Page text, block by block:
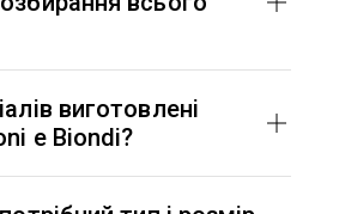
критично важливі для
гідросистеми.
повну ревізію —
працював під
має зношення інших
виготовлені
e Biondi?